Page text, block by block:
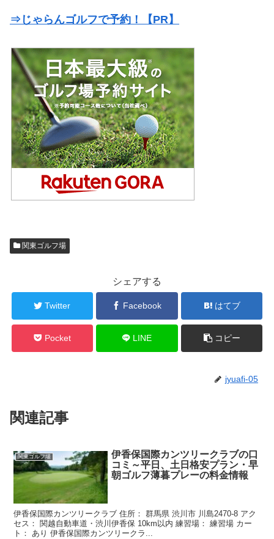
⇒じゃらんゴルフで予約！【PR】
関東ゴルフ場
シェアする
Twitter Facebook はてブ
Pocket LINE コピー
jyuafi-05
関連記事
関東ゴルフ場
伊香保国際カンツリークラブの口
コミ～平日、土日格安プラン・早
朝ゴルフ薄暮プレーの料金情報
伊香保国際カンツリークラブ 住所： 群馬県 渋川市 川島2470-8 アク
セス： 関越自動車道・渋川伊香保 10km以内 練習場： 練習場 カー
ト： あり 伊香保国際カンツリークラ...